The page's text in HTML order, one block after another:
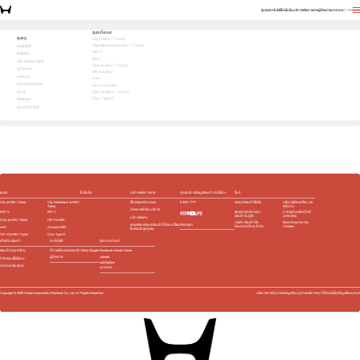
รุ่นรถเทคโนโลยีโปรโมชันบริการหลังการขายผู้จำหน่ายบทความENTH
รุ่นรถ
เทคโนโลยี
โปรโมชัน
บริการหลังการขาย
ผู้จำหน่าย
บทความ
เกี่ยวกับฮอนด้า
อื่นๆ
ติดต่อเรา
ร่วมงานกับเรา
รุ่นรถทั้งหมด
City (e:HEV / Turbo)
City Hatchback (e:HEV / Turbo)
WR-V
BR-V
Civic (e:HEV / Turbo)
HR-V e:HEV
e:N1
Accord e:HEV
CR-V (e:HEV / Turbo)
Civic Type R
เลือกคันที่ใช่ แล้วพบข้อเสนอที่ตรงใจ
3 เลือกโชว์รูมใกล้คุณ
รุ่นรถ
City (e:HEV / Turbo)
City Hatchback (e:HEV /
Turbo)
WR-V
BR-V
Civic (e:HEV / Turbo)
HR-V e:HEV
e:N1
Accord e:HEV
CR-V (e:HEV / Turbo)
Civic Type R
โปรโมชัน
บริการหลังการขาย
เช็กรถยนต์ตามระยะ
นัดหมายเข้ารับบริการ
บริการพิเศษ
ตรวจสอบรถยนต์ฮอนด้าที่ต้อง เปลี่ยน
ชิ้นส่วนในชุดถุงลม
ศูนย์บริการข้อมูลฮอนด้า 24 ชั่วโมง
0 2341 7777
ติดต่อเรา
อื่นๆ
รถยนต์ฮอนด้าใช้แล้ว
นโยบายสิ่งแวดล้อม และ
พลังงาน
ชุดอุปกรณ์ตกแต่ง​
ฮอนด้า โมดูโล
มาตรฐานผลิตภัณฑ์
ฉลากเขียว
บริษัท ฮอนด้า ลีส
ซิ่ง(ประเทศไทย) จำกัด
Blue Skies For Our
Children
เกี่ยวกับฮอนด้า
ฮอนด้าประเทศไทย
กิจกรรมเพื่อสังคม
ข่าวประชาสัมพันธ์
เทคโนโลยี
ที่มาพร้อมแอปและบริการของ Google
ผู้จำหน่าย
ร่วมงานกับเรา
Facebook Honda Career
Jobsdb
JobTopGun
บทความ
Copyright ©2026Honda Automobile (Thailand) Co., Ltd. All Rights Reserved. นโยบายการคุ้มครองข้อมูลส่วนบุคคลนโยบายคุกกี้ติดต่อเรื่องข้อมูลส่วนบุคคล